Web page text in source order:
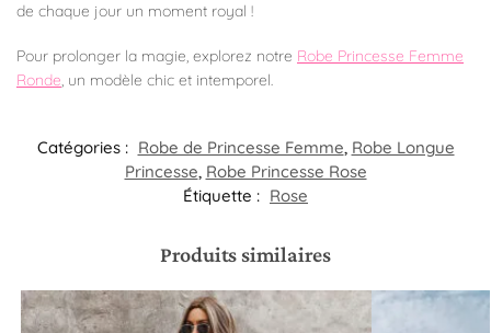
de chaque jour un moment royal !
Pour prolonger la magie, explorez notre Robe Princesse Femme
Ronde , un modèle chic et intemporel.
Catégories : Robe de Princesse Femme, Robe Longue
Princesse​, Robe Princesse Rose
Étiquette : Rose
Produits similaires